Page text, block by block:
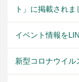
ト」に掲載されま
イベント情報を
新型コロナウイル